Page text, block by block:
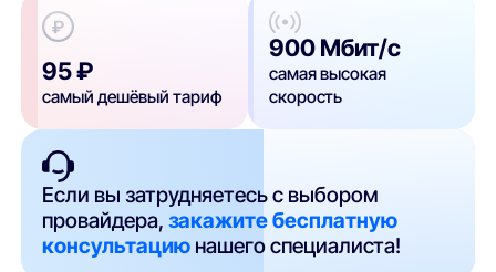
95 ₽
самый дешёвый тариф
900 Мбит/с
самая высокая
скорость
Если вы затрудняетесь с выбором
провайдера,закажите бесплатную
консультацию нашего специалиста!